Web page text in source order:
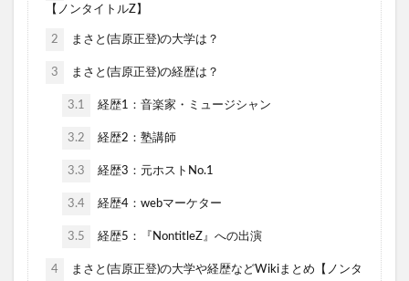
【ノンタイトルZ】
2 まさと(吉原正登)の大学は？
3 まさと(吉原正登)の経歴は？
3.1 経歴1：音楽家・ミュージシャン
3.2 経歴2：塾講師
3.3 経歴3：元ホストNo.1
3.4 経歴4：webマーケター
3.5 経歴5：『NontitleZ』への出演
4
まさと(吉原正登)の大学や経歴などWikiまとめ【ノンタ